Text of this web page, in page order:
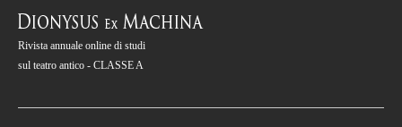
Rivista annuale online di studi
sul teatro antico - CLASSE A